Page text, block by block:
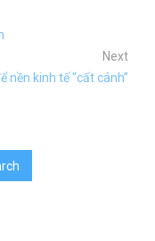
Next
nền kinh tế “cất cánh”